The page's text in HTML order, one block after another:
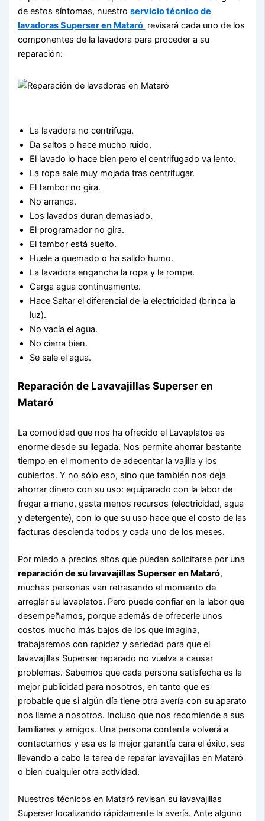
de estos síntomas, nuestroservicio técnico de
lavadoras Superser en Mataró revisará cada uno de los
componentes de la lavadora para proceder a su
reparación:
La lavadora no centrifuga.
Da saltos o hace mucho ruido.
El lavado lo hace bien pero el centrifugado va lento.
La ropa sale muy mojada tras centrifugar.
El tambor no gira.
No arranca.
Los lavados duran demasiado.
El programador no gira.
El tambor está suelto.
Huele a quemado o ha salido humo.
La lavadora engancha la ropa y la rompe.
Carga agua continuamente.
Hace Saltar el diferencial de la electricidad (brinca la
luz).
No vacía el agua.
No cierra bien.
Se sale el agua.
Reparación de Lavavajillas Superser en
Mataró
La comodidad que nos ha ofrecido el Lavaplatos es
enorme desde su llegada. Nos permite ahorrar bastante
tiempo en el momento de adecentar la vajilla y los
cubiertos. Y no sólo eso, sino que también nos deja
ahorrar dinero con su uso: equiparado con la labor de
fregar a mano, gasta menos recursos (electricidad, agua
y detergente), con lo que su uso hace que el costo de las
facturas descienda todos y cada uno de los meses.
Por miedo a precios altos que puedan solicitarse por una
reparación de su lavavajillas Superser en Mataró,
muchas personas van retrasando el momento de
arreglar su lavaplatos. Pero puede confiar en la labor que
desempeñamos, porque además de ofrecerle unos
costos mucho más bajos de los que imagina,
trabajaremos con rapidez y seriedad para que el
lavavajillas Superser reparado no vuelva a causar
problemas. Sabemos que cada persona satisfecha es la
mejor publicidad para nosotros, en tanto que es
probable que si algún día tiene otra avería con su aparato
nos llame a nosotros. Incluso que nos recomiende a sus
familiares y amigos. Una persona contenta volverá a
contactarnos y esa es la mejor garantía cara el éxito, sea
llevando a cabo la tarea de reparar lavavajillas en Mataró
o bien cualquier otra actividad.
Nuestros técnicos en Mataró revisan su lavavajillas
Superser localizando rápidamente la avería. Ante alguno